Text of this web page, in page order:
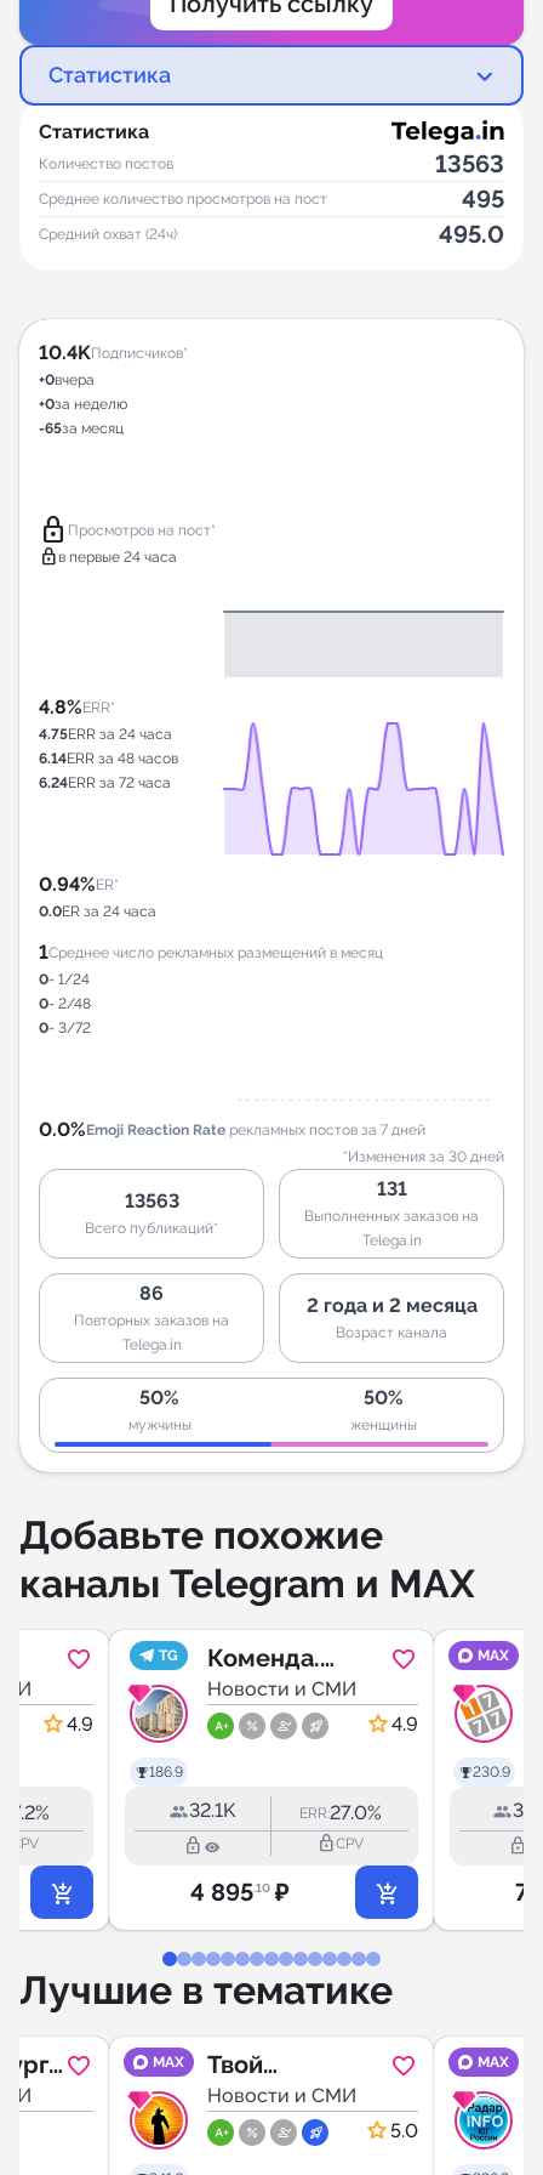
Статистика
Статистика
Количество постов 13563
Среднее количество просмотров на пост 495
Средний охват (24ч) 495.0
10.4KПодписчиков*
+0вчера
+0за неделю
-65за месяц
lock Просмотров на пост*
lock в первые 24 часа
4.8%ERR*
4.75ERR за 24 часа
6.14ERR за 48 часов
6.24ERR за 72 часа
0.94%ER*
0.0ER за 24 часа
1Среднее число рекламных размещений в месяц
0- 1/24
0- 2/48
0- 3/72
0.0%Emoji Reaction Rate рекламных постов за 7 дней
*Изменения за 30 дней
13563
Всего публикаций*
131
Выполненных заказов на
Telega.in
86
Повторных заказов на
Telega.in
2 года и 2 месяца
Возраст канала
50%
мужчины
50%
женщины
Добавьте похожие
каналы Telegram и MAX
4.9
7.2%
CPV
TG
186.9
Коменда.
Санкт-
Петербург
Новости и СМИ
4.9
32.1K ERR:27.0%
lock_outline lock_outlineCPV
4 895.10 ₽
MAX
230.9
lock_outline
7
Лучшие в тематике
MAX
Твой
Ставрополь
Новости и СМИ
5.0
MAX